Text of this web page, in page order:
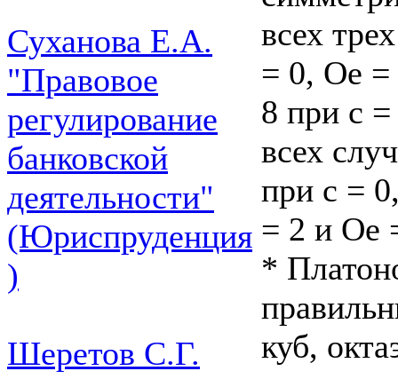
Суханова Е.А.
"Правовое
регулирование
банковской
деятельности"
(Юриспруденция
)
Шеретов С.Г.
всех
= 0, Ое =
8 при с
всех
при с =
= 2 и Ое
*
куб,